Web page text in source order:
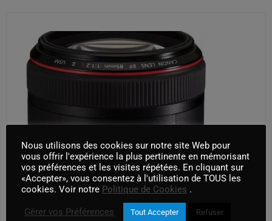
Nous utilisons des cookies sur notre site Web pour
vous offrir l'expérience la plus pertinente en mémorisant
vos préférences et les visites répétées. En cliquant sur
«Accepter», vous consentez à l'utilisation de TOUS les
cookies. Voir notre Politique de Cookies .
Gérer vos Préférences Tout Accepter Refuser